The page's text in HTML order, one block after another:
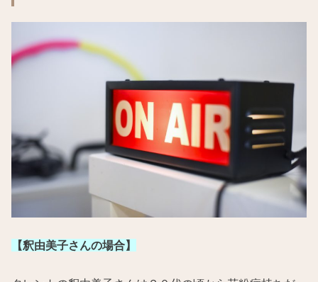
【釈由美子さんの場合】